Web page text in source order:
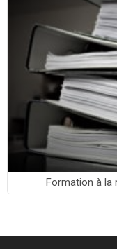
Formation à la